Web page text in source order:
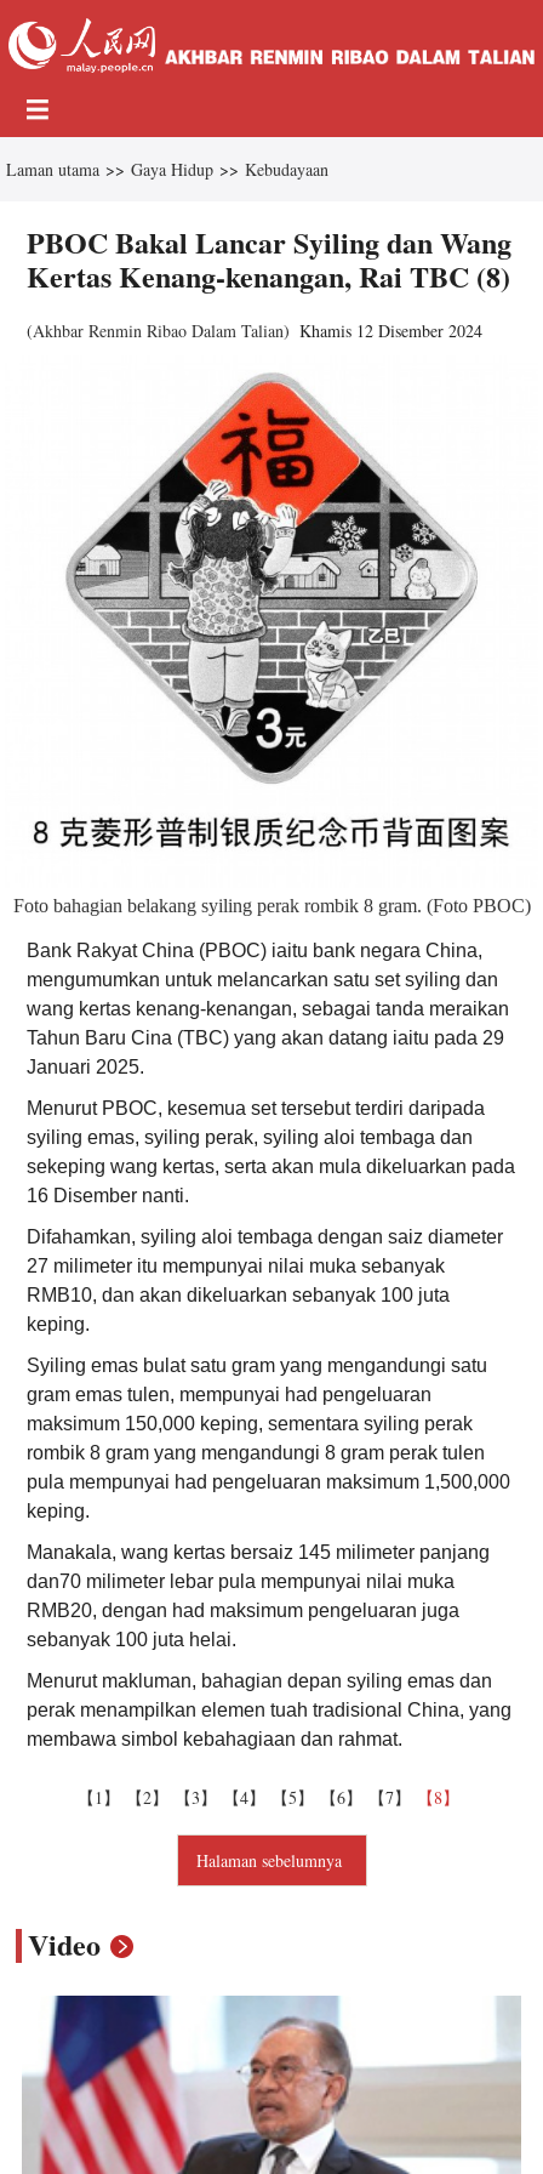
Laman utama >> Gaya Hidup >> Kebudayaan
PBOC Bakal Lancar Syiling dan Wang
Kertas Kenang-kenangan, Rai TBC (8)
(Akhbar Renmin Ribao Dalam Talian) Khamis 12 Disember 2024
Foto bahagian belakang syiling perak rombik 8 gram. (Foto PBOC)
Bank Rakyat China (PBOC) iaitu bank negara China,
mengumumkan untuk melancarkan satu set syiling dan
wang kertas kenang-kenangan, sebagai tanda meraikan
Tahun Baru Cina (TBC) yang akan datang iaitu pada 29
Januari 2025.
Menurut PBOC, kesemua set tersebut terdiri daripada
syiling emas, syiling perak, syiling aloi tembaga dan
sekeping wang kertas, serta akan mula dikeluarkan pada
16 Disember nanti.
Difahamkan, syiling aloi tembaga dengan saiz diameter
27 milimeter itu mempunyai nilai muka sebanyak
RMB10, dan akan dikeluarkan sebanyak 100 juta
keping.
Syiling emas bulat satu gram yang mengandungi satu
gram emas tulen, mempunyai had pengeluaran
maksimum 150,000 keping, sementara syiling perak
rombik 8 gram yang mengandungi 8 gram perak tulen
pula mempunyai had pengeluaran maksimum 1,500,000
keping.
Manakala, wang kertas bersaiz 145 milimeter panjang
dan70 milimeter lebar pula mempunyai nilai muka
RMB20, dengan had maksimum pengeluaran juga
sebanyak 100 juta helai.
Menurut makluman, bahagian depan syiling emas dan
perak menampilkan elemen tuah tradisional China, yang
membawa simbol kebahagiaan dan rahmat.
【1】 【2】 【3】 【4】 【5】 【6】 【7】 【8】
Halaman sebelumnya
Video